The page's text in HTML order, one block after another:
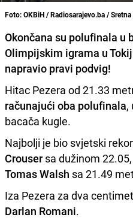
Foto: OKBiH / Radiosarajevo.ba /
Okončana su polufinala u
Olimpijskim igrama u
napravio pravi podvig!
Hitac Pezera od 21.33
računajući oba polufinala,
bacača kugle.
Najbolji je bio svjetski
Crouser sa dužinom
Tomas Walsh sa 21.49
Iza Pezera za dva
Darlan Romani.